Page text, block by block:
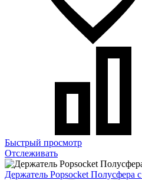
Быстрый просмотр
Отслеживать
Держатель Popsocket Полусфера